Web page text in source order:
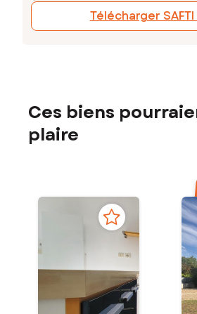
Télécharger
Ces biens
plaire